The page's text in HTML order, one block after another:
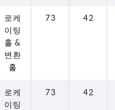
로케
이팅
홀 &
변환
홀
73 42
로케
이팅
73 42